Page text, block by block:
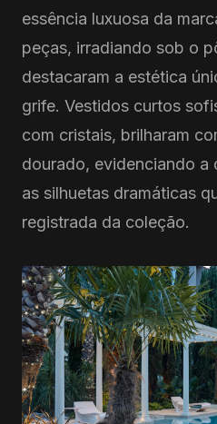
essência luxuosa da
peças, irradiando sob o
destacaram a estética
grife. Vestidos curtos
com cristais, brilharam
dourado, evidenciando a
as silhuetas dramáticas
registrada da coleção.